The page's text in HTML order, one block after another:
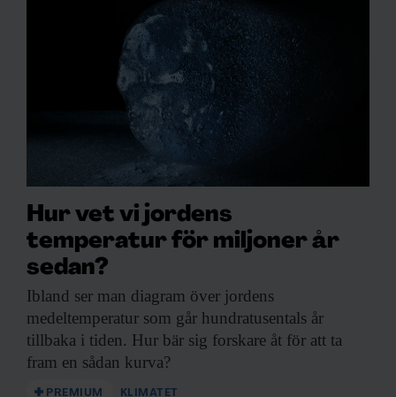
Dessa kan i sin tur kombinera informationen med annan
information som du har tillhandahållit eller som de har
samlat in när du har använt deras tjänster.
Hur vet vi jordens
temperatur för miljoner år
sedan?
Ibland ser man diagram över jordens
medeltemperatur som går hundratusentals år
tillbaka i tiden. Hur bär sig forskare åt för att ta
fram en sådan kurva?
PREMIUM KLIMATET